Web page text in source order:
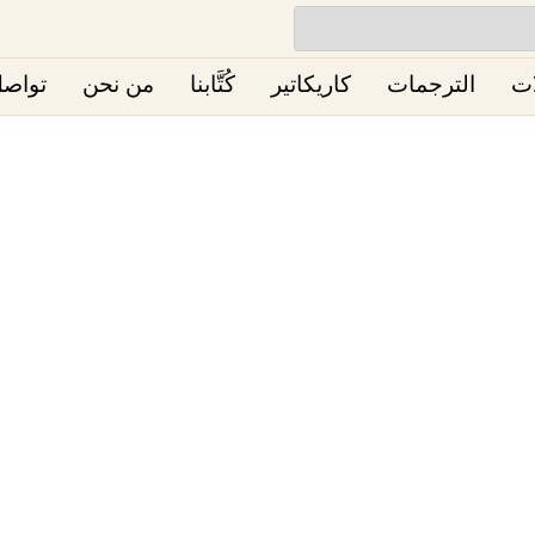
الترجمات كاريكاتير كُتَّابنا من نحن